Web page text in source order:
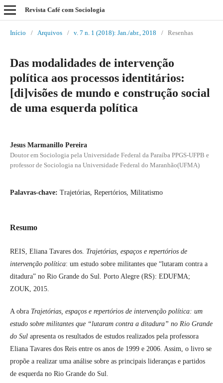
Revista Café com Sociologia
Início / Arquivos / v. 7 n. 1 (2018): Jan./abr., 2018 / Resenhas
Das modalidades de intervenção
política aos processos identitários:
[di]visões de mundo e construção social
de uma esquerda política
Jesus Marmanillo Pereira
Doutor em Sociologia pela Universidade Federal da Paraíba PPGS-UFPB e
professor de Sociologia na Universidade Federal do Maranhão(UFMA)
Palavras-chave: Trajetórias, Repertórios, Militatismo
Resumo
REIS, Eliana Tavares dos. Trajetórias, espaços e repertórios de
intervenção política: um estudo sobre militantes que “lutaram contra a
ditadura” no Rio Grande do Sul. Porto Alegre (RS): EDUFMA;
ZOUK, 2015.
A obra Trajetórias, espaços e repertórios de intervenção política: um
estudo sobre militantes que “lutaram contra a ditadura” no Rio Grande
do Sul apresenta os resultados de estudos realizados pela professora
Eliana Tavares dos Reis entre os anos de 1999 e 2006. Assim, o livro se
propõe a realizar uma análise sobre as principais lideranças e partidos
de esquerda no Rio Grande do Sul.